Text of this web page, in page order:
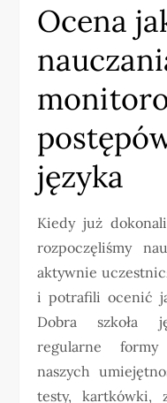
Ocena
języka
Kiedy już
rozpoczęliśmy
aktywnie
i potrafili ocenić
Dobra szkoła
regularne formy
naszych
testy, kartkówki,